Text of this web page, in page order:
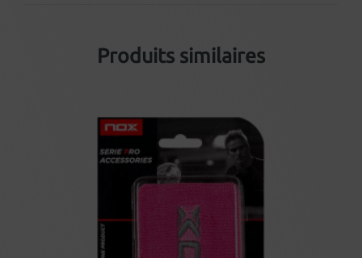
Produits similaires